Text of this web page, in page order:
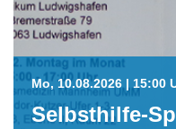
Mo, 10.08.2026 | 15:00
Selbsthilfe-